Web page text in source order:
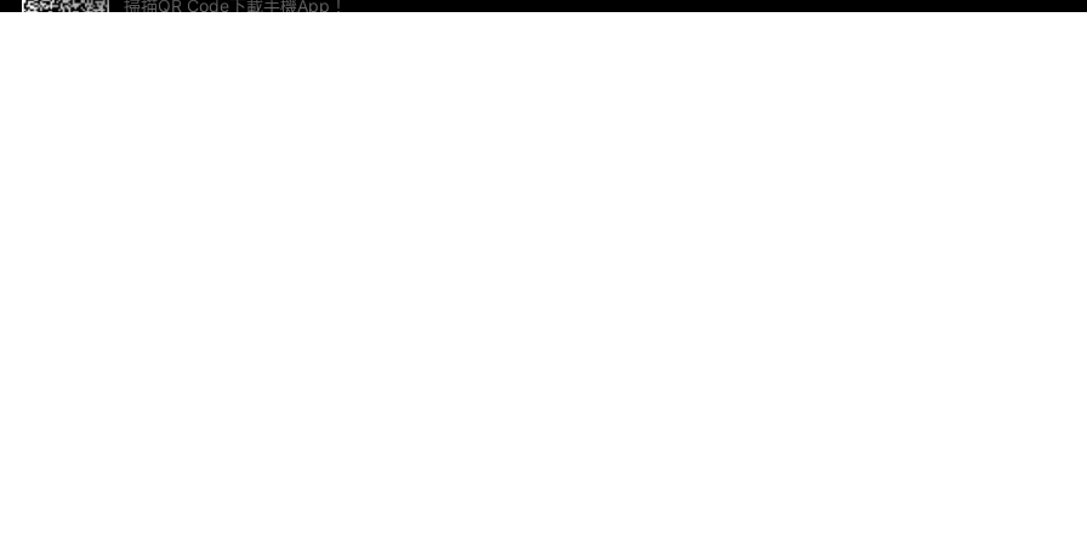
掃描QR Code下載手機App！